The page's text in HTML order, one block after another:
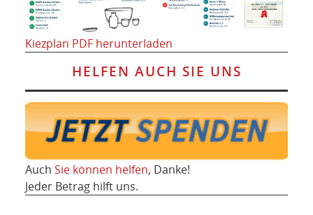
Kiezplan PDF herunterladen
HELFEN AUCH SIE UNS
Auch Sie können helfen, Danke!
Jeder Betrag hilft uns.